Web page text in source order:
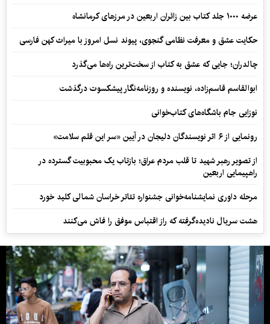
عرضه ۱۰۰۰ جلد کتاب بین زائران اربعین در مرزهای کرمانشاه
حکایت عشق و معرفت نظامی گنجوی، پیوند نسل امروز با میراث کهن فارسی
چالدران؛ جایی که عشق به کتاب از سخت‌ترین راه‌ها می‌گذرد
ابوالقاسم قاسم‌زاده، نویسنده و روزنامه‌نگار پیشکسوت درگذشت
نوزایی جام باشگاه‌های کتاب‌خوانی
رونمایی از ۶ اثر نویسندگان دلیجان در آیین «سر این قلم سلامت»
از تصویر رهبر شهید تا قلب مردم عراق؛ بازتاب یک محبوبیت گسترده در
راهپیمایی اربعین
مرحله داوری نمایشنامه‌خوانی جشنواره تئاتر خراسان شمالی کلید خورد
هشت سریال نادیده‌گرفته که راز اقتباس موفق را فاش می‌کنند